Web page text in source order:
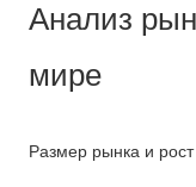
Анализ
мире
Размер рынка и рост